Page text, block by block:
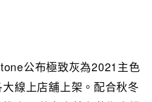
公布極致灰為2021主色
線上店舖上架。配合秋冬